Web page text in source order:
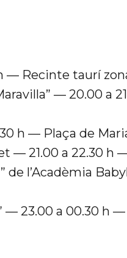
— Recinte taurí
— 20.00 a
h — Plaça de
— 21.00 a 22.30 h
de l’Acadèmia
— 23.00 a 00.30 h